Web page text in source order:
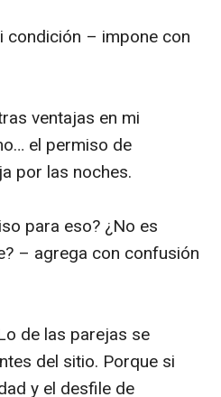
condición – impone con
ventajas en mi
el permiso de
por las noches.
para eso? ¿No es
– agrega con confusión
de las parejas se
del sitio. Porque si
y el desfile de